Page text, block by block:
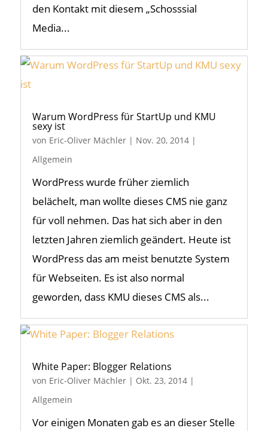
den Kontakt mit diesem „Schosssial
Media...
Warum WordPress für StartUp und KMU
sexy ist
von Eric-Oliver Mächler| Nov. 20, 2014|
Allgemein
WordPress wurde früher ziemlich
belächelt, man wollte dieses CMS nie ganz
für voll nehmen. Das hat sich aber in den
letzten Jahren ziemlich geändert. Heute ist
WordPress das am meist benutzte System
für Webseiten. Es ist also normal
geworden, dass KMU dieses CMS als...
White Paper: Blogger Relations
von Eric-Oliver Mächler| Okt. 23, 2014|
Allgemein
Vor einigen Monaten gab es an dieser Stelle